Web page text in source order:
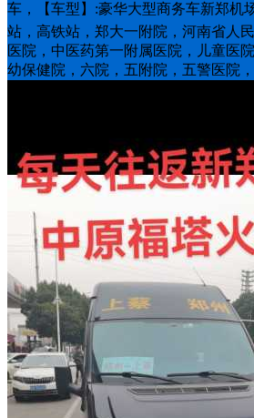
车，【车型】:豪华大型商务车新郑机
站，高铁站，郑大一附院，河南省人
医院，中医药第一附属医院，儿童医
幼保健院，六院，五附院，五警医院